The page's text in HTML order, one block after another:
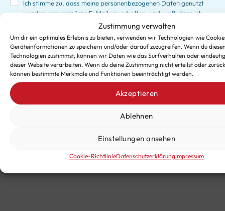
Zustimmung verwalten
Um dir ein optimales Erlebnis zu bieten, verwenden wir Technologien wie
Geräteinformationen zu speichern und/oder darauf zuzugreifen. Wenn du
Technologien zustimmst, können wir Daten wie das Surfverhalten oder
dieser Website verarbeiten. Wenn du deine Zustimmung nicht erteilst oder
können bestimmte Merkmale und Funktionen beeinträchtigt werden.
Akzeptieren
Ablehnen
Einstellungen ansehen
Cookie-RichtlinieDatenschutzerklärungImpressum
Ich stimme zu, dass meine personenbezogenen Daten genutzt
werden, um werbliche E-Mails zu erhalten, und weiß, dass ich
dies jederzeit widerrufen kann.
© 2024 Punschwerkstatt AGB
Datenschutz
Entwickelt von tzn Digital